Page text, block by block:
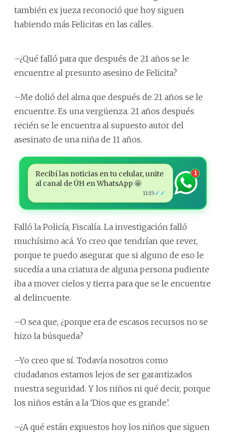
también ex jueza reconoció que hoy siguen
habiendo más Felicitas en las calles.
–¿Qué falló para que después de 21 años se le
encuentre al presunto asesino de Felicita?
–Me dolió del alma que después de 21 años se le
encuentre. Es una vergüenza. 21 años después
recién se le encuentra al supuesto autor del
asesinato de una niña de 11 años.
Recibí las noticias en tu celular, unite
al canal de ÚH en WhatsApp 🤩
11:15✓✓
1
Falló la Policía, Fiscalía. La investigación falló
muchísimo acá. Yo creo que tendrían que rever,
porque te puedo asegurar que si alguno de eso le
sucedía a una criatura de alguna persona pudiente
iba a mover cielos y tierra para que se le encuentre
al delincuente.
–O sea que, ¿porque era de escasos recursos no se
hizo la búsqueda?
–Yo creo que sí. Todavía nosotros como
ciudadanos estamos lejos de ser garantizados
nuestra seguridad. Y los niños ni qué decir, porque
los niños están a la ‘Dios que es grande’.
–¿A qué están expuestos hoy los niños que siguen